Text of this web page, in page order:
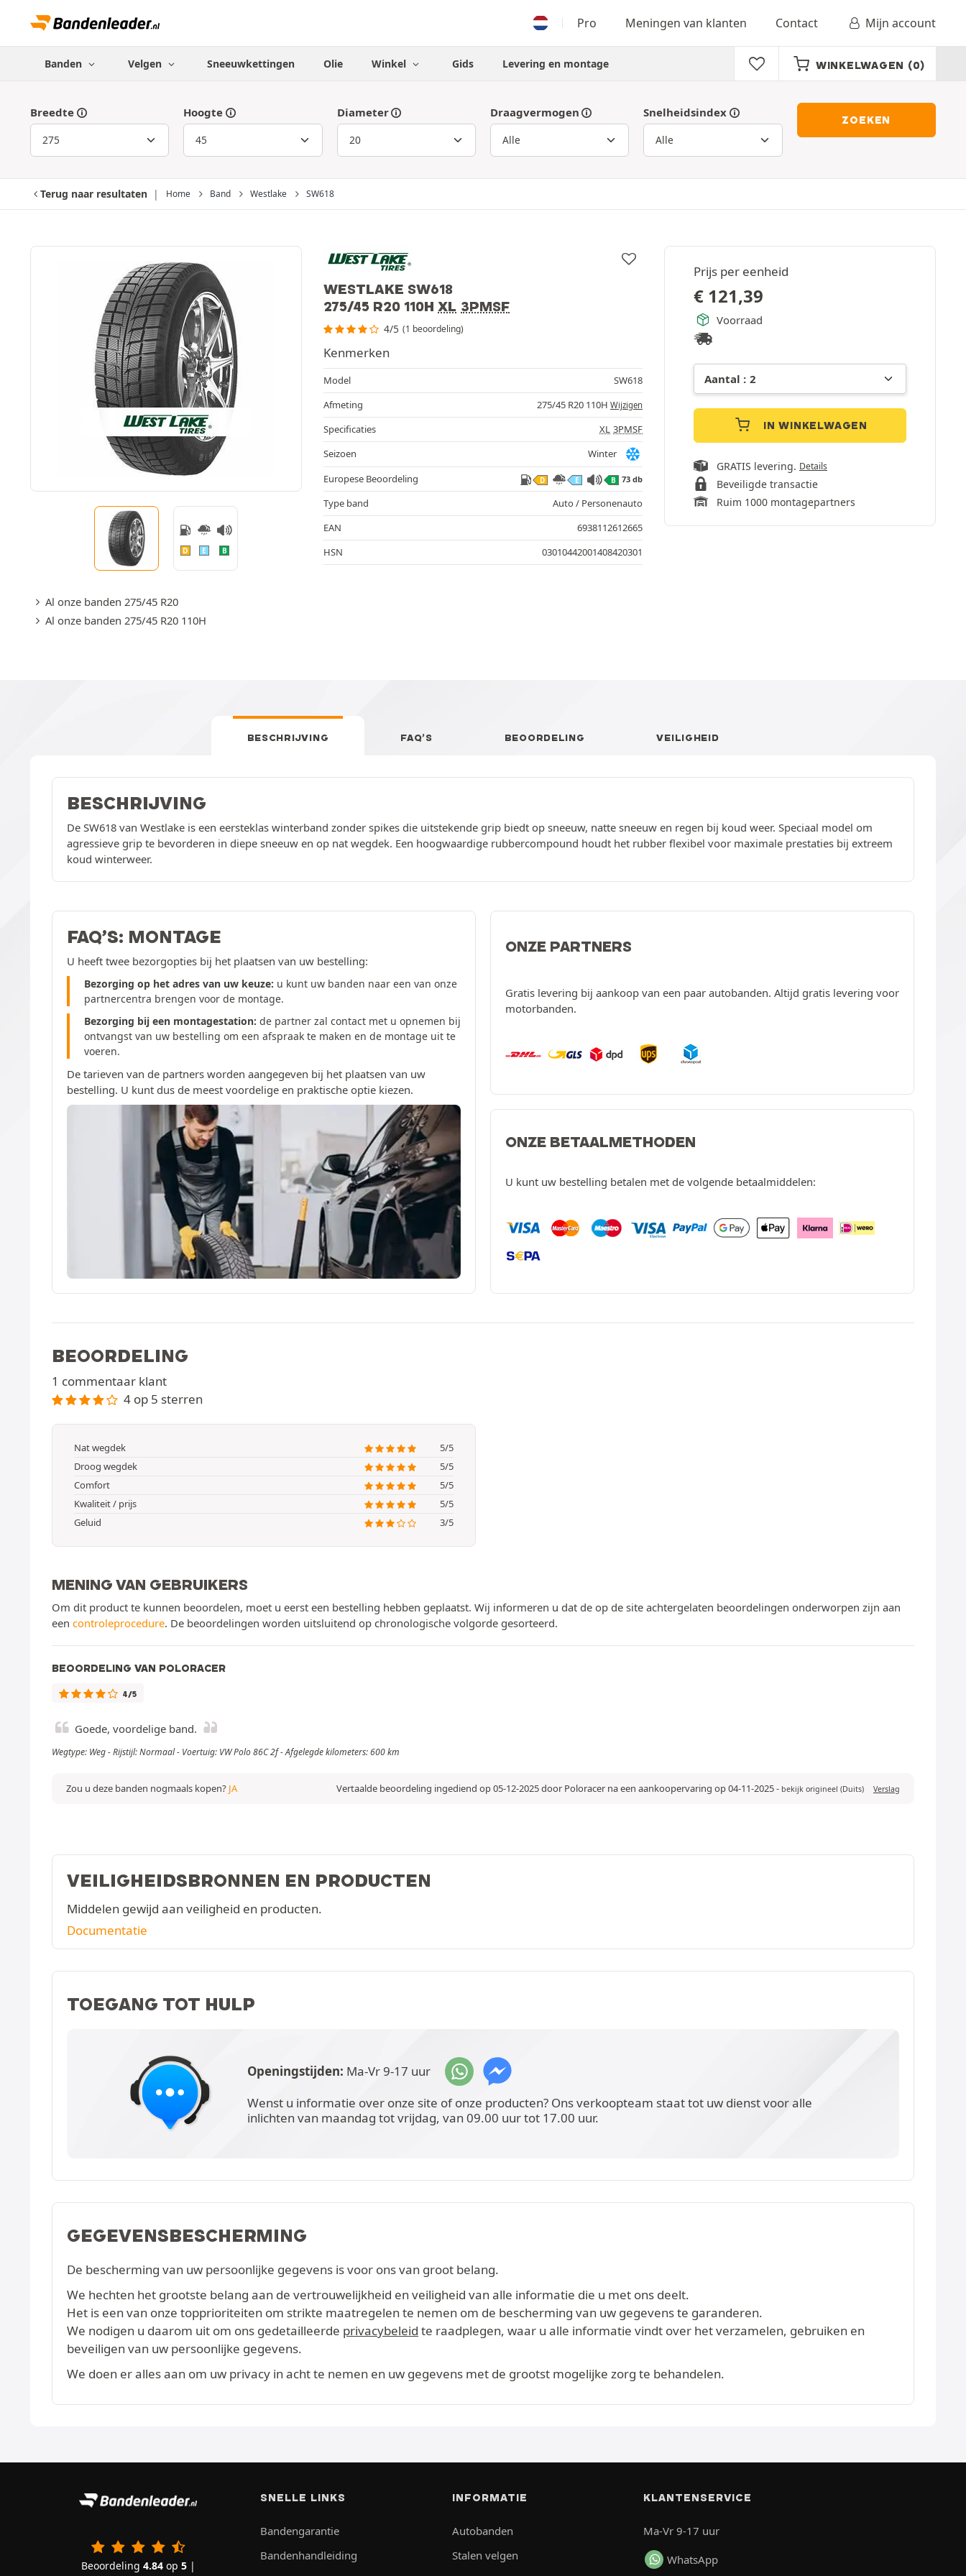
Pro Meningen van klanten Contact Mijn account
Banden Velgen Sneeuwkettingen Olie Winkel Gids Levering en montage WINKELWAGEN (0)
Breedte Hoogte Diameter Draagvermogen Snelheidsindex
ZOEKEN
Terug naar resultaten Home Band Westlake SW618
WESTLAKE SW618
275/45 R20 110H XL 3PMSF
4/5 (1 beoordeling)
D E B
Al onze banden 275/45 R20
Al onze banden 275/45 R20 110H
Prijs per eenheid
€ 121,39
Voorraad
IN WINKELWAGEN
GRATIS levering. Details
Beveiligde transactie
Ruim 1000 montagepartners
Kenmerken
Model
SW618
Afmeting
275/45 R20 110H Wijzigen
Specificaties XL 3PMSF
Seizoen
Winter
Europese Beoordeling
D E B 73 db
Type band
Auto / Personenauto
EAN
6938112612665
HSN
03010442001408420301
BESCHRIJVING FAQ’S BEOORDELING VEILIGHEID
BESCHRIJVING
De SW618 van Westlake is een eersteklas winterband zonder spikes die uitstekende grip biedt op sneeuw, natte sneeuw en regen bij koud weer. Speciaal model om
agressieve grip te bevorderen in diepe sneeuw en op nat wegdek. Een hoogwaardige rubbercompound houdt het rubber flexibel voor maximale prestaties bij extreem
koud winterweer.
FAQ’S: MONTAGE
U heeft twee bezorgopties bij het plaatsen van uw bestelling:
Bezorging op het adres van uw keuze: u kunt uw banden naar een van onze
partnercentra brengen voor de montage.
Bezorging bij een montagestation: de partner zal contact met u opnemen bij
ontvangst van uw bestelling om een afspraak te maken en de montage uit te
voeren.
De tarieven van de partners worden aangegeven bij het plaatsen van uw
bestelling. U kunt dus de meest voordelige en praktische optie kiezen.
ONZE PARTNERS
Gratis levering bij aankoop van een paar autobanden. Altijd gratis levering voor
motorbanden.
ONZE BETAALMETHODEN
U kunt uw bestelling betalen met de volgende betaalmiddelen:
BEOORDELING
1 commentaar klant
4 op 5 sterren
Nat wegdek
5/5
Droog wegdek
5/5
Comfort
5/5
Kwaliteit / prijs
5/5
Geluid
3/5
MENING VAN GEBRUIKERS
Om dit product te kunnen beoordelen, moet u eerst een bestelling hebben geplaatst. Wij informeren u dat de op de site achtergelaten beoordelingen onderworpen zijn aan
een controleprocedure. De beoordelingen worden uitsluitend op chronologische volgorde gesorteerd.
BEOORDELING VAN POLORACER
4/5
Goede, voordelige band.
Wegtype: Weg - Rijstijl: Normaal - Voertuig: VW Polo 86C 2f - Afgelegde kilometers: 600 km
Vertaalde beoordeling ingediend op 05-12-2025 door Poloracer na een aankoopervaring op 04-11-2025- bekijk origineel (Duits) Verslag
Zou u deze banden nogmaals kopen? JA
VEILIGHEIDSBRONNEN EN PRODUCTEN
Middelen gewijd aan veiligheid en producten.
Documentatie
TOEGANG TOT HULP
Openingstijden: Ma-Vr 9-17 uur
Wenst u informatie over onze site of onze producten? Ons verkoopteam staat tot uw dienst voor alle
inlichten van maandag tot vrijdag, van 09.00 uur tot 17.00 uur.
GEGEVENSBESCHERMING
De bescherming van uw persoonlijke gegevens is voor ons van groot belang.
We hechten het grootste belang aan de vertrouwelijkheid en veiligheid van alle informatie die u met ons deelt.
Het is een van onze topprioriteiten om strikte maatregelen te nemen om de bescherming van uw gegevens te garanderen.
We nodigen u daarom uit om ons gedetailleerde privacybeleid te raadplegen, waar u alle informatie vindt over het verzamelen, gebruiken en
beveiligen van uw persoonlijke gegevens.
We doen er alles aan om uw privacy in acht te nemen en uw gegevens met de grootst mogelijke zorg te behandelen.
Beoordeling 4.84op 5|
SNELLE LINKS
Bandengarantie
Bandenhandleiding
INFORMATIE
Autobanden
Stalen velgen
KLANTENSERVICE
Ma-Vr 9-17 uur
WhatsApp